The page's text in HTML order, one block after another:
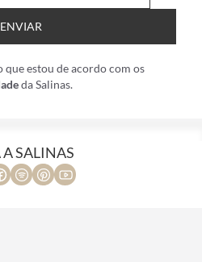
ENVIAR
que estou de acordo com os
da Salinas.
A SALINAS